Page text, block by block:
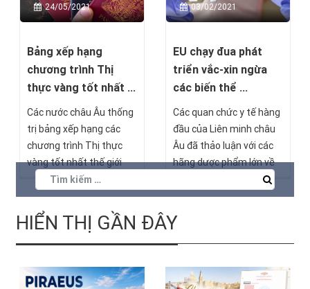
Nam.
24/05/2021
Bảng xếp hạng
chương trình Thị
thực vàng tốt nhất ...
Các nước châu Âu thống
trị bảng xếp hạng các
chương trình Thị thực
vàng tốt nhất thế giới
năm 2021. Trong đó có
Bồ Đào Nha đứng đầu
bảng, Ireland đứng thứ
hai, Hy Lạp đúng thứ ba,
tiếp đến lần lượt là Tây
gia cùng đứng ở vị trí thứ
03/02/2021
EU chạy đua phát
triển vắc-xin ngừa
các biến thể ...
Các quan chức y tế hàng
đầu của Liên minh châu
Âu đã thảo luận với các
hãng dược phẩm lớn về
việc phải chạy đua với
thời gian và virus, nhanh
chủng biến thể mới của
HIỂN THỊ GẦN ĐÂY